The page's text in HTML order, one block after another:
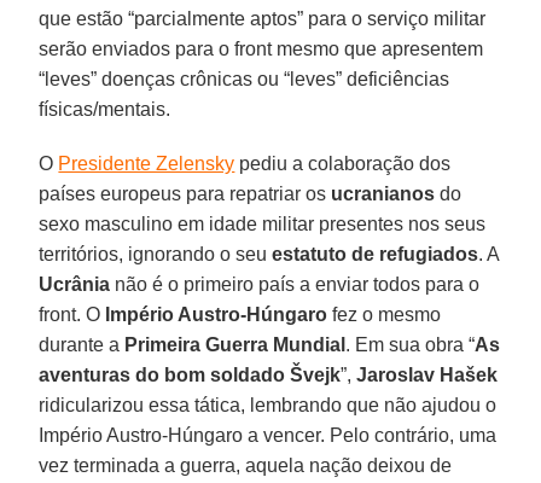
que estão “parcialmente aptos” para o serviço militar
serão enviados para o front mesmo que apresentem
“leves” doenças crônicas ou “leves” deficiências
físicas/mentais.
O Presidente Zelensky pediu a colaboração dos
países europeus para repatriar os ucranianos do
sexo masculino em idade militar presentes nos seus
territórios, ignorando o seuestatuto de refugiados. A
Ucrânia não é o primeiro país a enviar todos para o
front. O Império Austro-Húngaro fez o mesmo
durante a Primeira Guerra Mundial . Em sua obra “As
aventuras do bom soldado Švejk”,Jaroslav Hašek
ridicularizou essa tática, lembrando que não ajudou o
Império Austro-Húngaro a vencer. Pelo contrário, uma
vez terminada a guerra, aquela nação deixou de